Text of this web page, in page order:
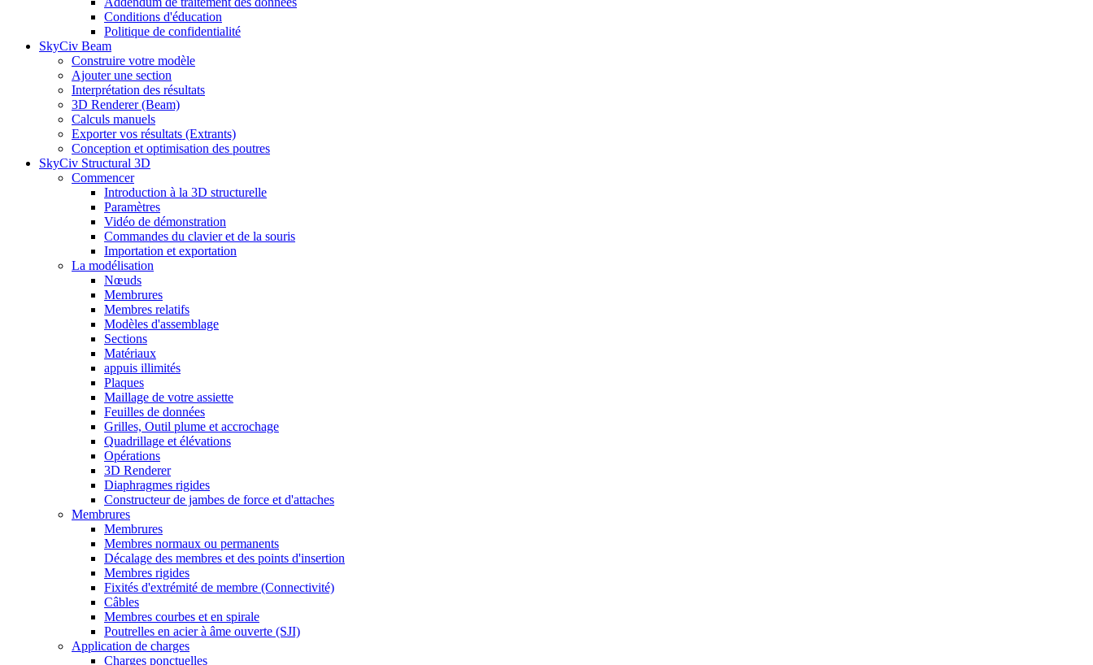
Conditions d'éducation
Politique de confidentialité
SkyCiv Beam
Construire votre modèle
Ajouter une section
Interprétation des résultats
3D Renderer (Beam)
Calculs manuels
Exporter vos résultats (Extrants)
Conception et optimisation des poutres
SkyCiv Structural 3D
Commencer
Introduction à la 3D structurelle
Paramètres
Vidéo de démonstration
Commandes du clavier et de la souris
Importation et exportation
La modélisation
Nœuds
Membrures
Membres relatifs
Modèles d'assemblage
Sections
Matériaux
appuis illimités
Plaques
Maillage de votre assiette
Feuilles de données
Grilles, Outil plume et accrochage
Quadrillage et élévations
Opérations
3D Renderer
Diaphragmes rigides
Constructeur de jambes de force et d'attaches
Membrures
Membrures
Membres normaux ou permanents
Décalage des membres et des points d'insertion
Membres rigides
Fixités d'extrémité de membre (Connectivité)
Câbles
Membres courbes et en spirale
Poutrelles en acier à âme ouverte (SJI)
Application de charges
Charges ponctuelles